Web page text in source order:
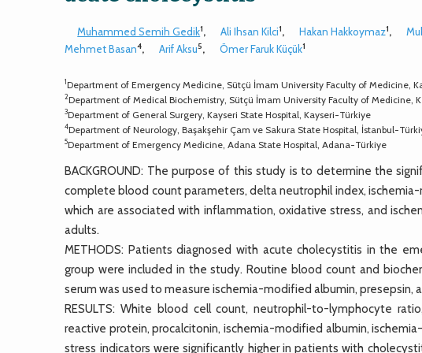
Muhammed Semih Gedik1, Ali Ihsan Kilci1, Hakan Hakkoymaz1,
Mehmet Basan4, Arif Aksu5, Ömer Faruk Küçük1
1Department of Emergency Medicine, Sütçü İmam University Faculty of Medicine,
2Department of Medical Biochemistry, Sütçü İmam University Faculty of Medicine,
3Department of General Surgery, Kayseri State Hospital, Kayseri-Türkiye
4Department of Neurology, Başakşehir Çam ve Sakura State Hospital, İstanbul-
5Department of Emergency Medicine, Adana State Hospital, Adana-Türkiye
BACKGROUND: The purpose of this study is to determine the
complete blood count parameters, delta neutrophil index,
which are associated with inflammation, oxidative stress, and
adults.
METHODS: Patients diagnosed with acute cholecystitis in the
group were included in the study. Routine blood count and
serum was used to measure ischemia-modified albumin, presepsin,
RESULTS: White blood cell count, neutrophil-to-lymphocyte
reactive protein, procalcitonin, ischemia-modified albumin,
stress indicators were significantly higher in patients with